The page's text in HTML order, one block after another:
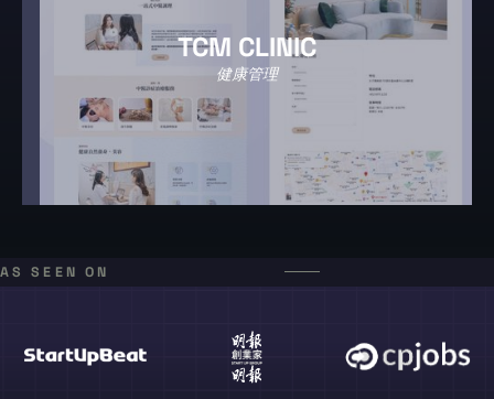
TCM CLINIC
健康管理
AS SEEN ON